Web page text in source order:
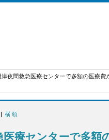
津夜間救急医療センターで多額の医療費
|横領
医療センターで多額